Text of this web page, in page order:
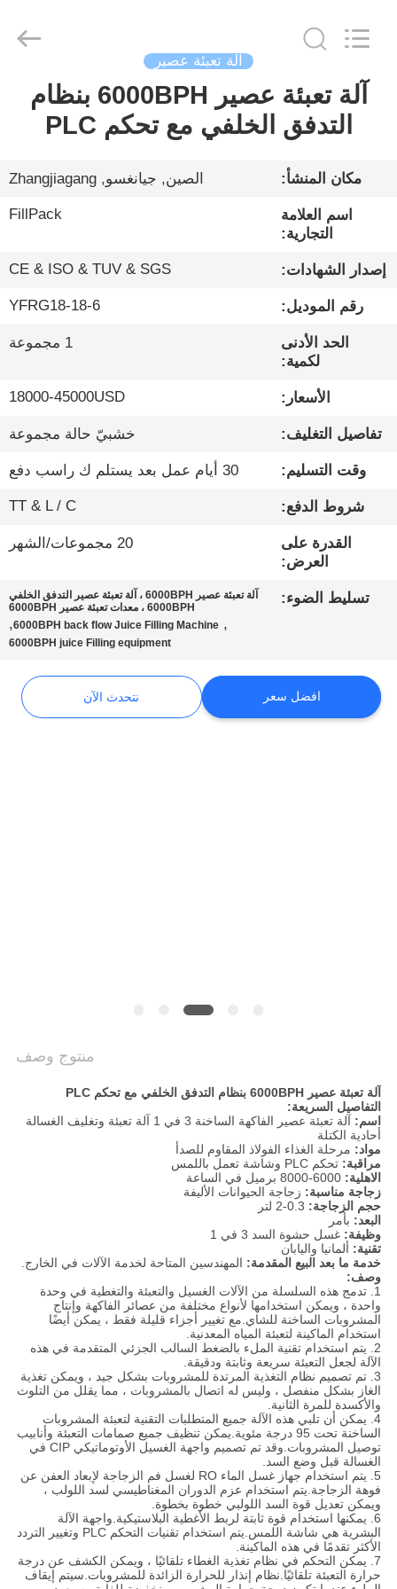
الصفحة
الرئيسية
منتجات
معلومات
عنا
جولة
المعمل
مراقبة
الجودة
اتصل
نتحدث
الآن
Machinery
Rights
آلة تعبئة عصير
آلة تعبئة عصير 6000BPH بنظام
التدفق الخلفي مع تحكم PLC
مكان المنشأ: الصين, جيانغسو, Zhangjiagang
اسم العلامة
التجارية:
FillPack
إصدار الشهادات: CE & ISO & TUV & SGS
رقم الموديل: YFRG18-18-6
الحد الأدنى
لكمية:
1 مجموعة
الأسعار: 18000-45000USD
تفاصيل التغليف: خشبيّ حالة مجموعة
وقت التسليم: 30 أيام عمل بعد يستلم ك راسب دفع
شروط الدفع: TT & L / C
القدرة على
العرض:
20 مجموعات/الشهر
تسليط الضوء:
آلة تعبئة عصير 6000BPH ، آلة تعبئة عصير التدفق الخلفي
6000BPH ، معدات تعبئة عصير 6000BPH
,
6000BPH back flow Juice Filling Machine
,
6000BPH juice Filling equipment
افضل سعر نتحدث الآن
منتوج وصف
آلة تعبئة عصير 6000BPH بنظام التدفق الخلفي مع تحكم PLC
التفاصيل السريعة:
اسم:
آلة تعبئة عصير الفاكهة الساخنة 3 في 1 آلة تعبئة وتغليف الغسالة
أحادية الكتلة
مواد: مرحلة الغذاء الفولاذ المقاوم للصدأ
مراقبة: تحكم PLC وشاشة تعمل باللمس
الاهلية:
زجاجة مناسبة: زجاجة الحيوانات الأليفة
حجم الزجاجة:
البعد: بأمر
وظيفة: غسل حشوة السد 3 في 1
تقنية: ألمانيا واليابان
خدمة ما بعد البيع المقدمة: المهندسين المتاحة لخدمة الآلات في الخارج.
وصف:
1. تدمج هذه السلسلة من الآلات الغسيل والتعبئة والتغطية في وحدة
واحدة ، ويمكن استخدامها لأنواع مختلفة من عصائر الفاكهة وإنتاج
المشروبات الساخنة للشاي.مع تغيير أجزاء قليلة فقط ، يمكن أيضًا
استخدام الماكينة لتعبئة المياه المعدنية.
2. يتم استخدام تقنية الملء بالضغط السالب الجزئي المتقدمة في هذه
الآلة لجعل التعبئة سريعة وثابتة ودقيقة.
3. تم تصميم نظام التغذية المرتدة للمشروبات بشكل جيد ، ويمكن تغذية
الغاز بشكل منفصل ، وليس له اتصال بالمشروبات ، مما يقلل من التلوث
والأكسدة للمرة الثانية.
4. يمكن أن تلبي هذه الآلة جميع المتطلبات التقنية لتعبئة المشروبات
الساخنة تحت 95 درجة مئوية.يمكن تنظيف جميع صمامات التعبئة وأنابيب
توصيل المشروبات.وقد تم تصميم واجهة الغسيل الأوتوماتيكي CIP في
الغسالة قبل وضع السد.
5. يتم استخدام جهاز غسل الماء RO لغسل فم الزجاجة لإبعاد العفن عن
فوهة الزجاجة.يتم استخدام عزم الدوران المغناطيسي لسد اللولب ،
ويمكن تعديل قوة السد اللولبي خطوة بخطوة.
6. يمكنها استخدام قوة ثابتة لربط الأغطية البلاستيكية.واجهة الآلة
البشرية هي شاشة اللمس.يتم استخدام تقنيات التحكم PLC وتغيير التردد
الأكثر تقدمًا في هذه الماكينة.
7. يمكن التحكم في نظام تغذية الغطاء تلقائيًا ، ويمكن الكشف عن درجة
حرارة التعبئة تلقائيًا.نظام إنذار للحرارة الزائدة للمشروبات.سيتم إيقاف